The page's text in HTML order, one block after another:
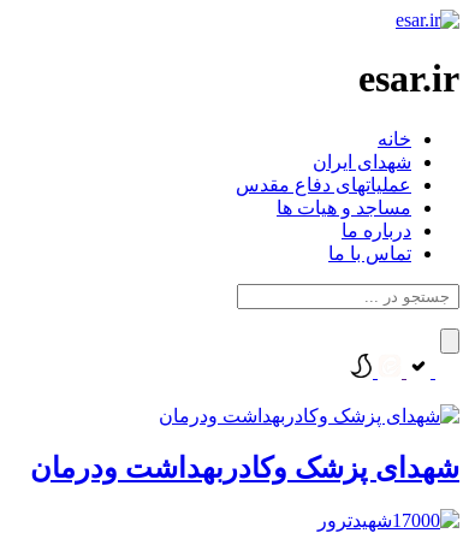
esar.ir
خانه
شهدای ایران
عملیاتهای دفاع مقدس
مساجد و هیات ها
درباره ما
تماس با ما
شهدای پزشک وکادربهداشت ودرمان